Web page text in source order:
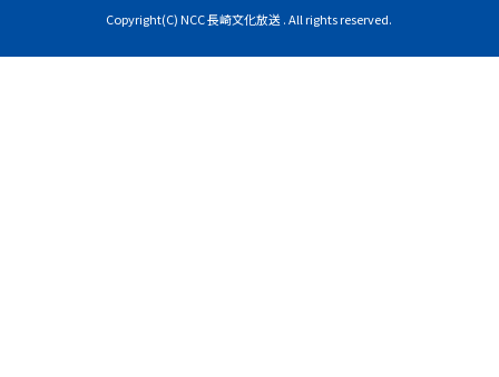
Copyright(C) NCC 長崎文化放送 . All rights reserved.